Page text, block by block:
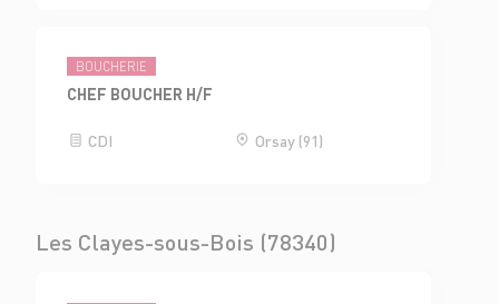
BOUCHERIE
CHEF BOUCHER H/F
CDI Orsay (91)
Les Clayes-sous-Bois (78340)